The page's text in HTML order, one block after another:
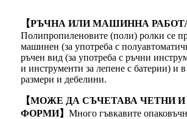
【РЪЧНА ИЛИ МАШИННА РАБОТА
Полипропиленовите (поли) ролки се
машинен (за употреба с
ръчен вид (за употреба с ръчни
и инструменти за лепене с батерии) и
размери и дебелини.
【МОЖЕ ДА СЪЧЕТАВА ЧЕТНИ
ФОРМИ】 Много гъвкавите